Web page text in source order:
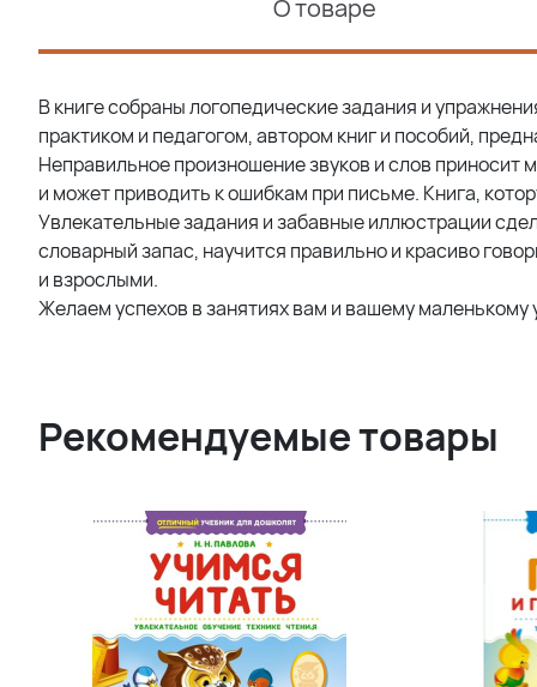
О товаре
В книге собраны логопедические задания и
практиком и педагогом, автором книг и пособий,
Неправильное произношение звуков и слов приносит
и может приводить к ошибкам при письме. Книга,
Увлекательные задания и забавные иллюстрации
словарный запас, научится правильно и красиво
и взрослыми.
Желаем успехов в занятиях вам и вашему маленькому
Рекомендуемые товары